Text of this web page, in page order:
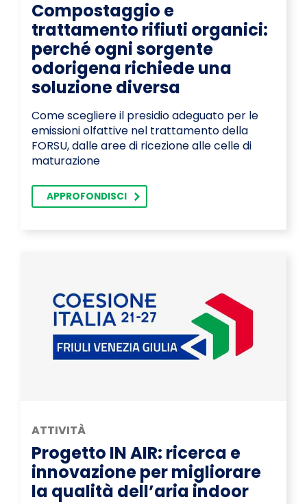
Compostaggio e
trattamento rifiuti organici:
perché ogni sorgente
odorigena richiede una
soluzione diversa
Come scegliere il presidio adeguato per le
emissioni olfattive nel trattamento della
FORSU, dalle aree di ricezione alle celle di
maturazione
APPROFONDISCI
ATTIVITÀ
Progetto IN AIR: ricerca e
innovazione per migliorare
la qualità dell’aria indoor